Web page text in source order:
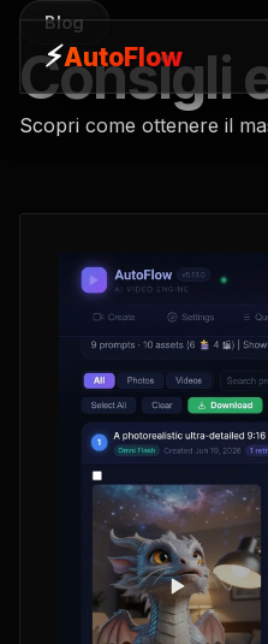
⚡AutoFlow
⚡AutoFlow
Blog
Consigli
Scopri come ottenere il